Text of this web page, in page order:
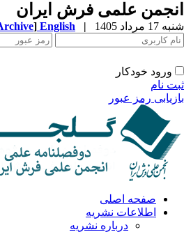
علمی فرش ایران
مرداد 1405 |
English
[Archive]
ورود خودکار
نام
رمز عبور
صفحه اصلی
اطلاعات نشریه
درباره نشریه